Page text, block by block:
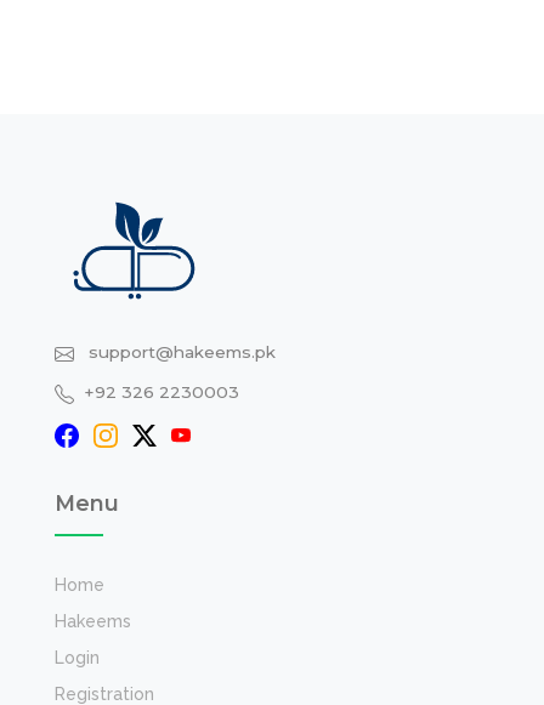
support@hakeems.pk
+92 326 2230003
Menu
Home
Hakeems
Login
Registration